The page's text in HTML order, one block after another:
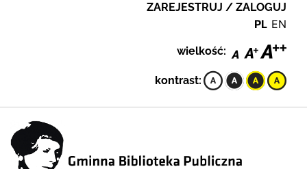
ZAREJESTRUJ / ZALOGUJ
PL EN
wielkość:
kontrast: